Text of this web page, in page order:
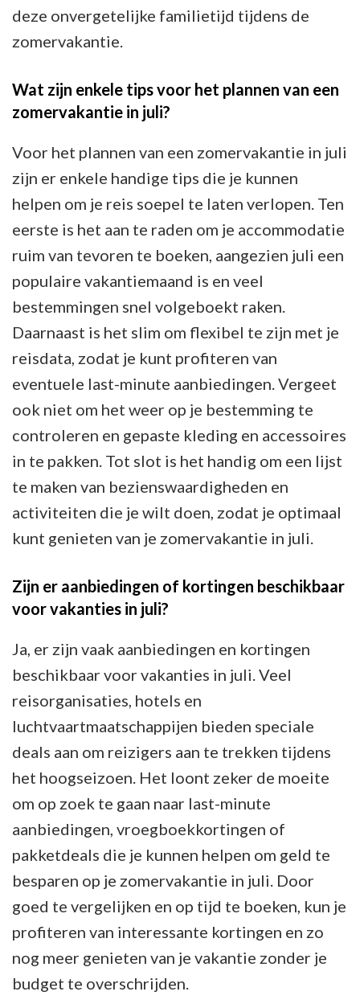
deze onvergetelijke familietijd tijdens de
zomervakantie.
Wat zijn enkele tips voor het plannen van een
zomervakantie in juli?
Voor het plannen van een zomervakantie in juli
zijn er enkele handige tips die je kunnen
helpen om je reis soepel te laten verlopen. Ten
eerste is het aan te raden om je accommodatie
ruim van tevoren te boeken, aangezien juli een
populaire vakantiemaand is en veel
bestemmingen snel volgeboekt raken.
Daarnaast is het slim om flexibel te zijn met je
reisdata, zodat je kunt profiteren van
eventuele last-minute aanbiedingen. Vergeet
ook niet om het weer op je bestemming te
controleren en gepaste kleding en accessoires
in te pakken. Tot slot is het handig om een lijst
te maken van bezienswaardigheden en
activiteiten die je wilt doen, zodat je optimaal
kunt genieten van je zomervakantie in juli.
Zijn er aanbiedingen of kortingen beschikbaar
voor vakanties in juli?
Ja, er zijn vaak aanbiedingen en kortingen
beschikbaar voor vakanties in juli. Veel
reisorganisaties, hotels en
luchtvaartmaatschappijen bieden speciale
deals aan om reizigers aan te trekken tijdens
het hoogseizoen. Het loont zeker de moeite
om op zoek te gaan naar last-minute
aanbiedingen, vroegboekkortingen of
pakketdeals die je kunnen helpen om geld te
besparen op je zomervakantie in juli. Door
goed te vergelijken en op tijd te boeken, kun je
profiteren van interessante kortingen en zo
nog meer genieten van je vakantie zonder je
budget te overschrijden.